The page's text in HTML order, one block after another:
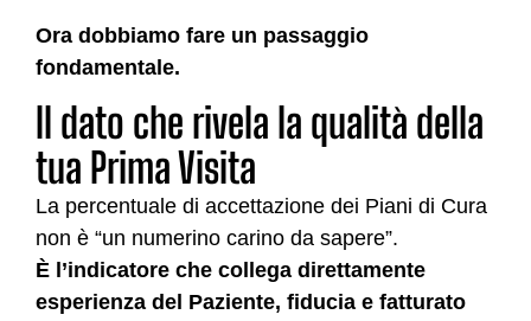
Ora dobbiamo fare un passaggio
fondamentale.
Il dato che rivela la qualità della
tua Prima Visita
La percentuale di accettazione dei Piani di Cura
non è “un numerino carino da sapere”.
È l’indicatore che collega direttamente
esperienza del Paziente, fiducia e fatturato